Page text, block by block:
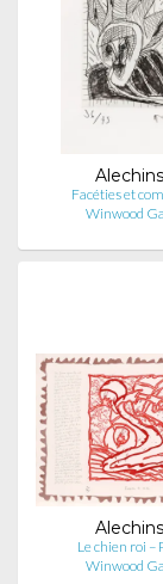
Facéties et
Winwood
Le chien roi –
Winwood